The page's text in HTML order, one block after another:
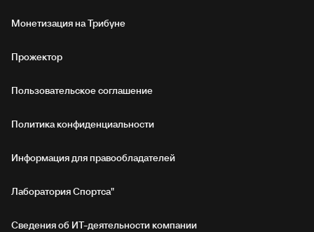
Монетизация на Трибуне
Прожектор
Пользовательское соглашение
Политика конфиденциальности
Информация для правообладателей
Лаборатория Спортса"
Сведения об ИТ‑деятельности компании